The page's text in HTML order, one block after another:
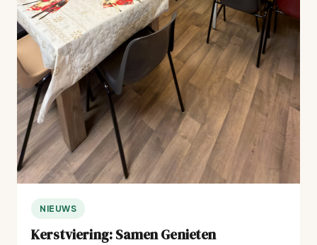
NIEUWS
Kerstviering: Samen Genieten